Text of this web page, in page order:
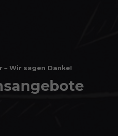
– Wir sagen Danke!